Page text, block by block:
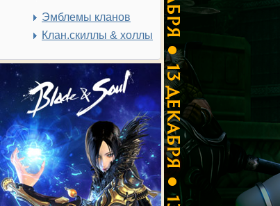
Эмблемы кланов
Клан.скиллы & холлы